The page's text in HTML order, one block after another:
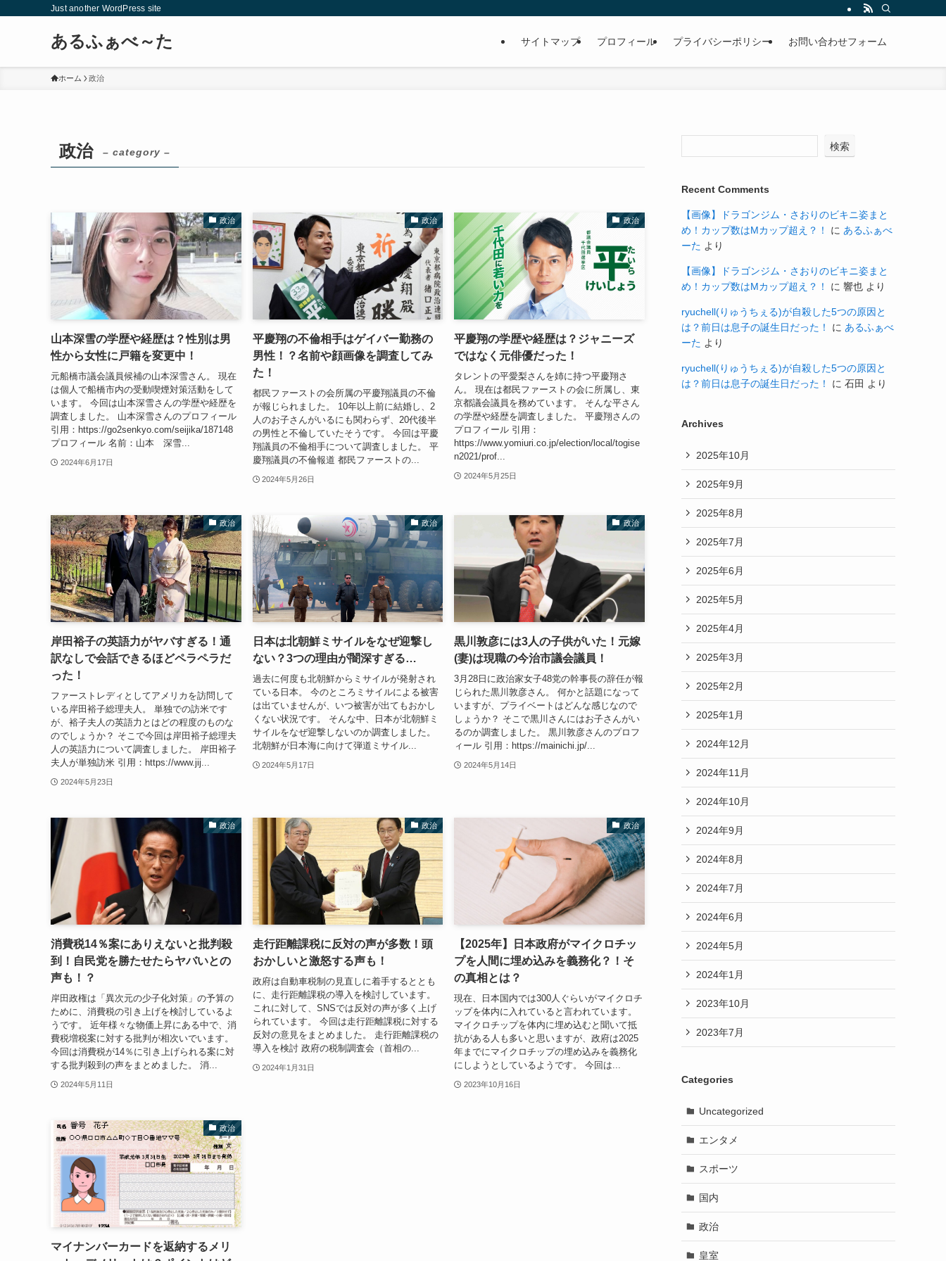
Just another WordPress site
あるふぁべ～た サイトマップ プロフィール プライバシーポリシー お問い合わせフォーム
ホーム 政治
政治 – category –
政治
山本深雪の学歴や経歴は？性別は男
性から女性に戸籍を変更中！
元船橋市議会議員候補の山本深雪さん。 現在
は個人で船橋市内の受動喫煙対策活動をして
います。 今回は山本深雪さんの学歴や経歴を
調査しました。 山本深雪さんのプロフィール
引用：https://go2senkyo.com/seijika/187148
プロフィール 名前：山本 深雪...
2024年6月17日
政治
平慶翔の不倫相手はゲイバー勤務の
男性！？名前や顔画像を調査してみ
た！
都民ファーストの会所属の平慶翔議員の不倫
が報じられました。 10年以上前に結婚し、2
人のお子さんがいるにも関わらず、20代後半
の男性と不倫していたそうです。 今回は平慶
翔議員の不倫相手について調査しました。 平
慶翔議員の不倫報道 都民ファーストの...
2024年5月26日
政治
平慶翔の学歴や経歴は？ジャニーズ
ではなく元俳優だった！
タレントの平愛梨さんを姉に持つ平慶翔さ
ん。 現在は都民ファーストの会に所属し、東
京都議会議員を務めています。 そんな平さん
の学歴や経歴を調査しました。 平慶翔さんの
プロフィール 引用：
https://www.yomiuri.co.jp/election/local/togise
n2021/prof...
2024年5月25日
政治
岸田裕子の英語力がヤバすぎる！通
訳なしで会話できるほどペラペラだ
った！
ファーストレディとしてアメリカを訪問して
いる岸田裕子総理夫人。 単独での訪米です
が、裕子夫人の英語力とはどの程度のものな
のでしょうか？ そこで今回は岸田裕子総理夫
人の英語力について調査しました。 岸田裕子
夫人が単独訪米 引用：https://www.jij...
2024年5月23日
政治
日本は北朝鮮ミサイルをなぜ迎撃し
ない？3つの理由が闇深すぎる…
過去に何度も北朝鮮からミサイルが発射され
ている日本。 今のところミサイルによる被害
は出ていませんが、いつ被害が出てもおかし
くない状況です。 そんな中、日本が北朝鮮ミ
サイルをなぜ迎撃しないのか調査しました。
北朝鮮が日本海に向けて弾道ミサイル...
2024年5月17日
政治
黒川敦彦には3人の子供がいた！元嫁
(妻)は現職の今治市議会議員！
3月28日に政治家女子48党の幹事長の辞任が報
じられた黒川敦彦さん。 何かと話題になって
いますが、プライベートはどんな感じなので
しょうか？ そこで黒川さんにはお子さんがい
るのか調査しました。 黒川敦彦さんのプロフ
ィール 引用：https://mainichi.jp/...
2024年5月14日
政治
消費税14％案にありえないと批判殺
到！自民党を勝たせたらヤバいとの
声も！？
岸田政権は「異次元の少子化対策」の予算の
ために、消費税の引き上げを検討しているよ
うです。 近年様々な物価上昇にある中で、消
費税増税案に対する批判が相次いでいます。
今回は消費税が14％に引き上げられる案に対
する批判殺到の声をまとめました。 消...
2024年5月11日
政治
走行距離課税に反対の声が多数！頭
おかしいと激怒する声も！
政府は自動車税制の見直しに着手するととも
に、走行距離課税の導入を検討しています。
これに対して、SNSでは反対の声が多く上げ
られています。 今回は走行距離課税に対する
反対の意見をまとめました。 走行距離課税の
導入を検討 政府の税制調査会（首相の...
2024年1月31日
政治
【2025年】日本政府がマイクロチッ
プを人間に埋め込みを義務化？！そ
の真相とは？
現在、日本国内では300人ぐらいがマイクロチ
ップを体内に入れていると言われています。
マイクロチップを体内に埋め込むと聞いて抵
抗がある人も多いと思いますが、政府は2025
年までにマイクロチップの埋め込みを義務化
にしようとしているようです。 今回は...
2023年10月16日
政治
マイナンバーカードを返納するメリ
検索
Recent Comments
【画像】ドラゴンジム・さおりのビキニ姿まと
め！カップ数はMカップ超え？！
に あるふぁべ
ーた より
【画像】ドラゴンジム・さおりのビキニ姿まと
め！カップ数はMカップ超え？！
に 響也 より
ryuchell(りゅうちぇる)が自殺した5つの原因と
は？前日は息子の誕生日だった！
に あるふぁべ
ーた より
ryuchell(りゅうちぇる)が自殺した5つの原因と
は？前日は息子の誕生日だった！
に 石田 より
Archives
2025年10月
2025年9月
2025年8月
2025年7月
2025年6月
2025年5月
2025年4月
2025年3月
2025年2月
2025年1月
2024年12月
2024年11月
2024年10月
2024年9月
2024年8月
2024年7月
2024年6月
2024年5月
2024年1月
2023年10月
2023年7月
Categories
Uncategorized
エンタメ
スポーツ
国内
政治
皇室